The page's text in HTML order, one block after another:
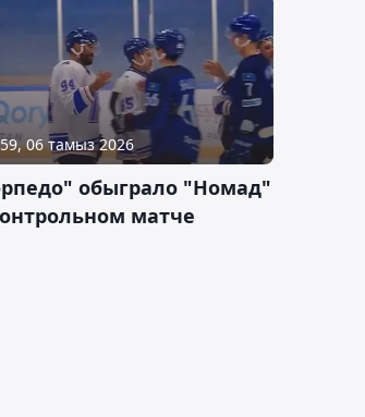
06 тамыз 2026
обыграло "Номад"
матче